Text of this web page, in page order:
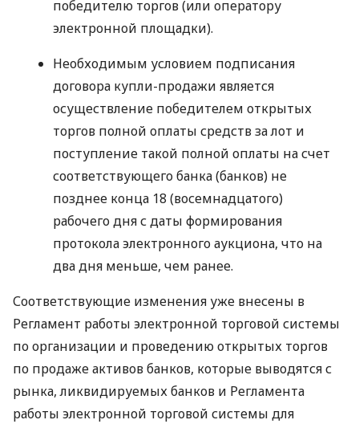
победителю торгов (или оператору
электронной площадки).
Необходимым условием подписания
договора купли-продажи является
осуществление победителем открытых
торгов полной оплаты средств за лот и
поступление такой полной оплаты на счет
соответствующего банка (банков) не
позднее конца 18 (восемнадцатого)
рабочего дня с даты формирования
протокола электронного аукциона, что на
два дня меньше, чем ранее.
Соответствующие изменения уже внесены в
Регламент работы электронной торговой системы
по организации и проведению открытых торгов
по продаже активов банков, которые выводятся с
рынка, ликвидируемых банков и Регламента
работы электронной торговой системы для